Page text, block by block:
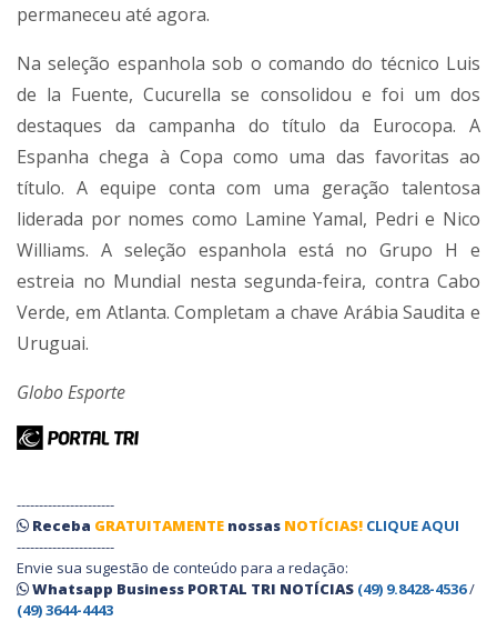
permaneceu até agora.
Na seleção espanhola sob o comando do técnico Luis
de la Fuente, Cucurella se consolidou e foi um dos
destaques da campanha do título da Eurocopa. A
Espanha chega à Copa como uma das favoritas ao
título. A equipe conta com uma geração talentosa
liderada por nomes como Lamine Yamal, Pedri e Nico
Williams. A seleção espanhola está no Grupo H e
estreia no Mundial nesta segunda-feira, contra Cabo
Verde, em Atlanta. Completam a chave Arábia Saudita e
Uruguai.
Globo Esporte
----------------------
Receba GRATUITAMENTE nossas NOTÍCIAS! CLIQUE AQUI
----------------------
Envie sua sugestão de conteúdo para a redação:
Whatsapp Business PORTAL TRI NOTÍCIAS (49) 9.8428-4536/
(49) 3644-4443